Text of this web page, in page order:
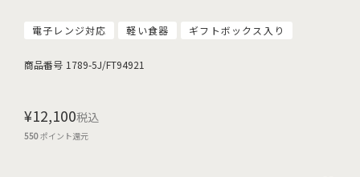
電子レンジ対応 軽い食器 ギフトボックス入り
商品番号 1789-5J/FT94921
¥12,100税込
550ポイント還元